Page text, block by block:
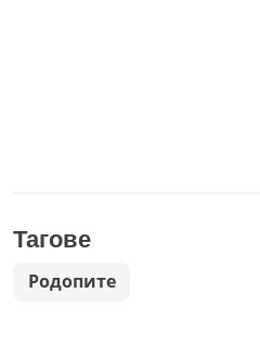
Тагове
Родопите